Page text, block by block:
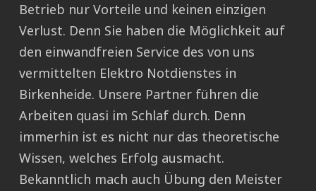
Betrieb nur Vorteile und keinen einzigen
Verlust. Denn Sie haben die Möglichkeit auf
den einwandfreien Service des von uns
vermittelten Elektro Notdienstes in
Birkenheide. Unsere Partner führen die
Arbeiten quasi im Schlaf durch. Denn
immerhin ist es nicht nur das theoretische
Wissen, welches Erfolg ausmacht.
Bekanntlich mach auch Übung den Meister